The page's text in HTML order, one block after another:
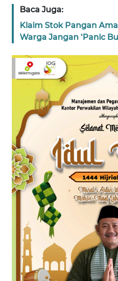
Baca Juga:
Klaim Stok Pangan
Warga Jangan ‘Panic
WN
PAPUA
BARAT
WN
RIAU
WN
SERAMBI
WN
JAMBI
WN
SULTRA
WN
SULTENG
WN